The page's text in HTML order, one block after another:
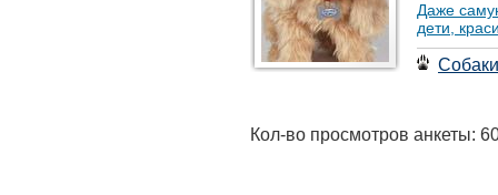
Даже
дети,
Собаки
Кол-во просмотров анкеты: